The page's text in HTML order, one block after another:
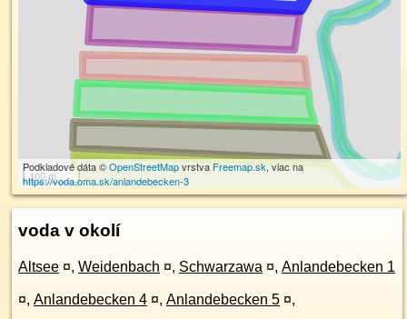
100 m
Podkladové dáta ©OpenStreetMapvrstvaFreemap.sk, viac na
https://voda.oma.sk/anlandebecken-3
voda v okolí
Altsee ¤, Weidenbach ¤, Schwarzawa ¤, Anlandebecken 1
¤, Anlandebecken 4 ¤, Anlandebecken 5 ¤,